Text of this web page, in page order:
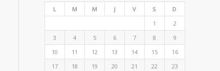
L M M J V S
D
1
2
3
4 5 6 7 8
9
10
11 12 13 14 15
16
17
18 19 20 21 22
23